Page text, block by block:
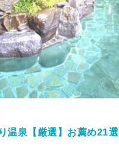
温泉【厳選】お薦め21選